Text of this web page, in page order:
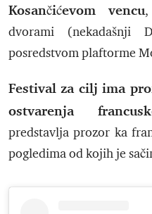
Kosančićevom vencu
dvorami (nekadašnji
posredstvom plaftorme
Festival za cilj ima
ostvarenja
predstavlja prozor ka
pogledima od kojih je